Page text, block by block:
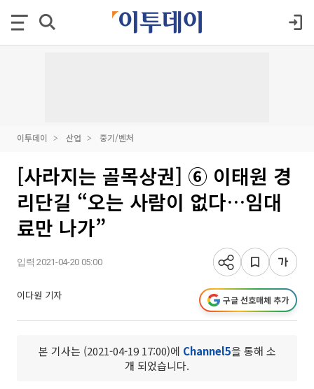
이투데이 산업 중기/벤처
[사라지는 골목상권] ⑥ 이태원 경
리단길 “오는 사람이 없다…임대
료만 나가”
입력 2021-04-20 05:00
이다원 기자 구글 선호매체 추가
본 기사는 (2021-04-19 17:00)에 Channel5을 통해 소
개 되었습니다.